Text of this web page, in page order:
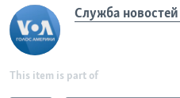
Служба
This item is part of